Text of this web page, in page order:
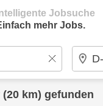
Jobsuche
mehr Jobs.
(20 km) gefunden